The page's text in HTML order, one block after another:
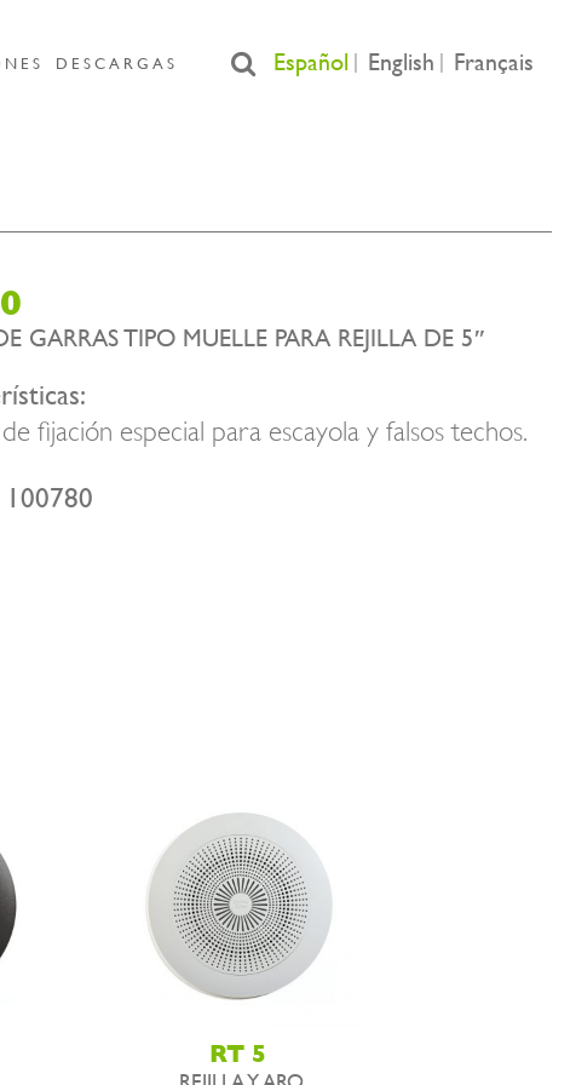
DESCARGAS Español English Français
GARRAS TIPO MUELLE PARA REJILLA DE 5″
fijación especial para escayola y falsos techos.
100780
RT 5